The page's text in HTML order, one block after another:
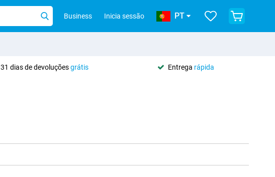
Business Inicia sessão PT
31 dias de devoluçõesgrátis Entrega rápida